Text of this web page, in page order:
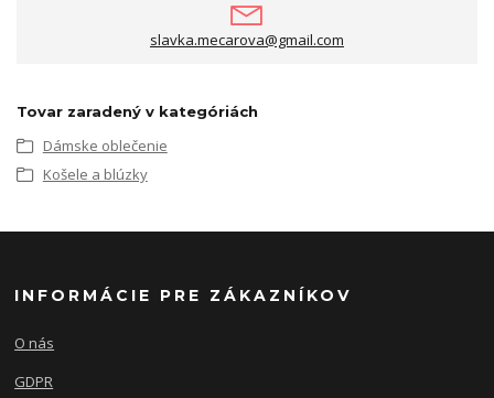
slavka.mecarova@gmail.com
Tovar zaradený v kategóriách
Dámske oblečenie
Košele a blúzky
INFORMÁCIE PRE ZÁKAZNÍKOV
O nás
GDPR